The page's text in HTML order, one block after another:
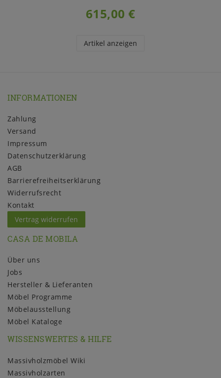
615,00 €
Artikel anzeigen
INFORMATIONEN
Zahlung
Versand
Impressum
Daten­schutz­erklärung
AGB
Barrierefreiheitserklärung
Widerrufs­recht
Kontakt
Vertrag widerrufen
CASA DE MOBILA
Über uns
Jobs
Hersteller & Lieferanten
Möbel Programme
Möbelausstellung
Möbel Kataloge
WISSENSWERTES & HILFE
Massivholzmöbel Wiki
Massivholzarten